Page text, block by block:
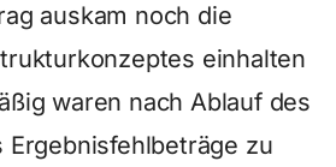
auskam noch die
einhalten
waren nach Ablauf des
Ergebnisfehlbeträge zu